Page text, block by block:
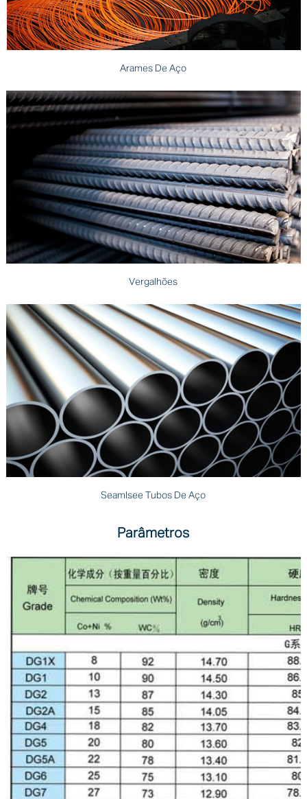
Arames De Aço
Vergalhões
Seamlsee Tubos De Aço
Parâmetros